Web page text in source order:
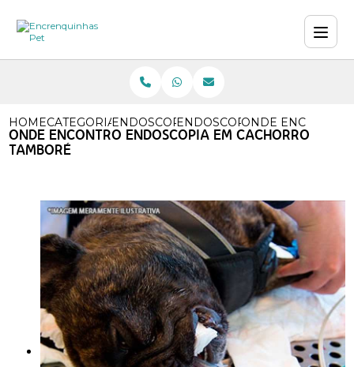
HOMECATEGORIASENDOSCOPIA PARA CACHORROS
ENDOSCOPIA DIGESTIVA
ONDE
ONDE ENCONTRO ENDOSCOPIA EM CACHORRO
TAMBORÉ